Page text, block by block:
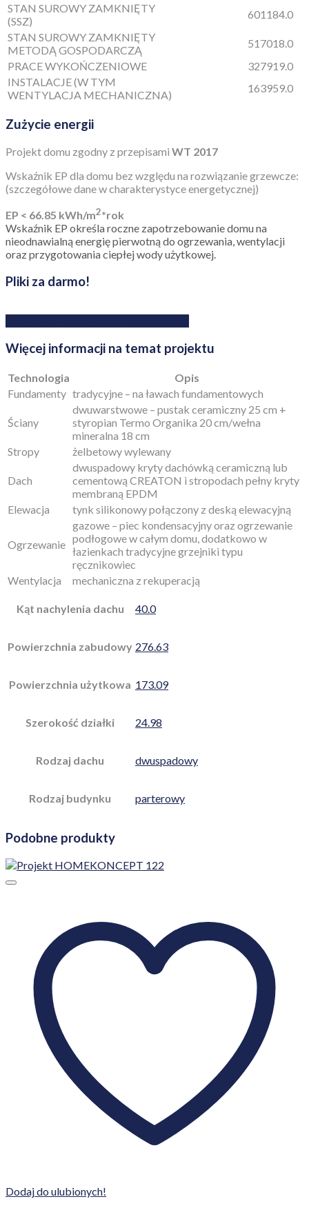
STAN SUROWY ZAMKNIĘTY
(SSZ)
601184.0
STAN SUROWY ZAMKNIĘTY
METODĄ GOSPODARCZĄ
517018.0
PRACE WYKOŃCZENIOWE
327919.0
INSTALACJE (W TYM
WENTYLACJA MECHANICZNA)
163959.0
Zużycie energii
Projekt domu zgodny z przepisami WT 2017
Wskaźnik EP dla domu bez względu na rozwiązanie grzewcze:
(szczegółowe dane w charakterystyce energetycznej)
EP < 66.85 kWh/m2*rok
Wskaźnik EP określa roczne zapotrzebowanie domu na
nieodnawialną energię pierwotną do ogrzewania, wentylacji
oraz przygotowania ciepłej wody użytkowej.
Pliki za darmo!
Więcej informacji na temat projektu
Technologia
Opis
Fundamenty tradycyjne – na ławach fundamentowych
Ściany
dwuwarstwowe – pustak ceramiczny 25 cm +
styropian Termo Organika 20 cm/wełna
mineralna 18 cm
Stropy
żelbetowy wylewany
Dach
dwuspadowy kryty dachówką ceramiczną lub
cementową CREATON i stropodach pełny kryty
membraną EPDM
Elewacja
tynk silikonowy połączony z deską elewacyjną
Ogrzewanie
gazowe – piec kondensacyjny oraz ogrzewanie
podłogowe w całym domu, dodatkowo w
łazienkach tradycyjne grzejniki typu
ręcznikowiec
Wentylacja
mechaniczna z rekuperacją
Kąt nachylenia dachu 40.0
Powierzchnia zabudowy 276.63
Powierzchnia użytkowa 173.09
Szerokość działki 24.98
Rodzaj dachu dwuspadowy
Rodzaj budynku parterowy
Podobne produkty
Dodaj do ulubionych!